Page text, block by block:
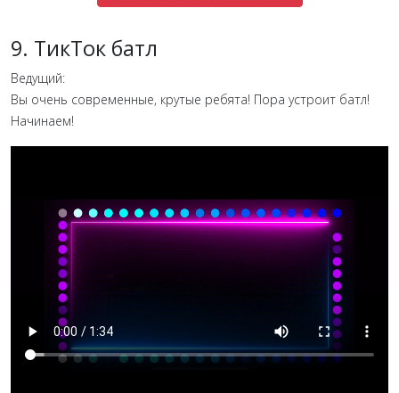
9. ТикТок батл
Ведущий:
Вы очень современные, крутые ребята! Пора устроит батл!
Начинаем!